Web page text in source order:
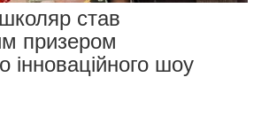
став
призером
інноваційного шоу